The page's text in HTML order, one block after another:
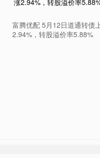
富腾优配 5月12日道通转债
2.94%，转股溢价率5.88%